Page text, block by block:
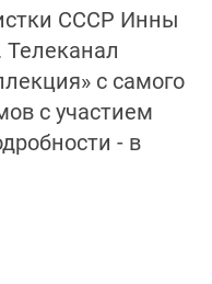
СССР Инны
с самого
с участием
- в